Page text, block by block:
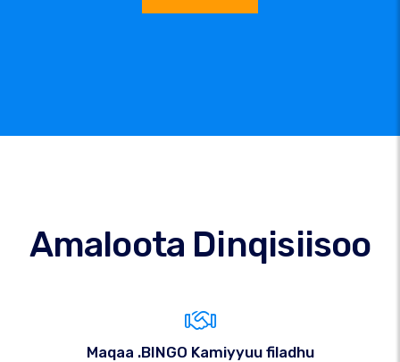
Amaloota Dinqisiisoo
Maqaa .BINGO Kamiyyuu filadhu